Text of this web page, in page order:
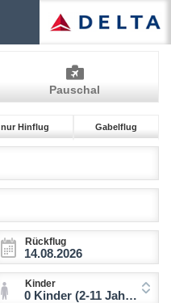
Pauschal
nur Hinflug Gabelflug
Rückflug
Kinder
0 Kinder (2-11 Jahre)